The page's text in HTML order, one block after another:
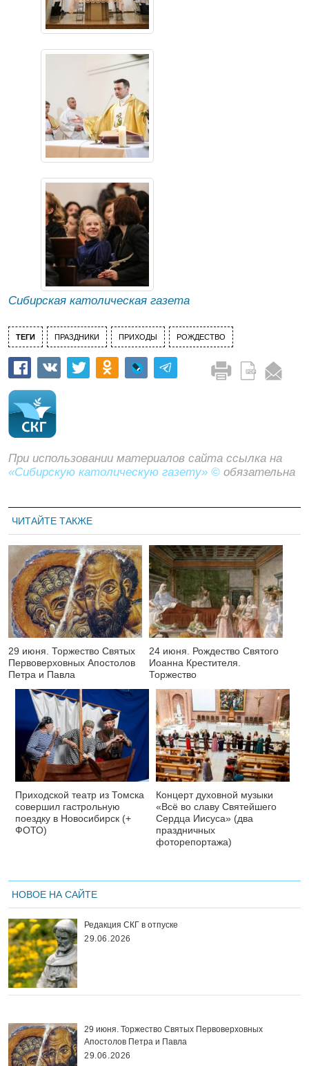
Сибирская католическая газета
ТЕГИ ПРАЗДНИКИ ПРИХОДЫ РОЖДЕСТВО
При использовании материалов сайта ссылка на
«Сибирскую католическую газету» © обязательна
ЧИТАЙТЕ ТАКЖЕ
29 июня. Торжество Святых
Первоверховных Апостолов
Петра и Павла
24 июня. Рождество Святого
Иоанна Крестителя.
Торжество
Приходской театр из Томска
совершил гастрольную
поездку в Новосибирск (+
ФОТО)
Концерт духовной музыки
«Всё во славу Святейшего
Сердца Иисуса» (два
праздничных
фоторепортажа)
НОВОЕ НА САЙТЕ
Редакция СКГ в отпуске
29.06.2026
29 июня. Торжество Святых Первоверховных
Апостолов Петра и Павла
29.06.2026